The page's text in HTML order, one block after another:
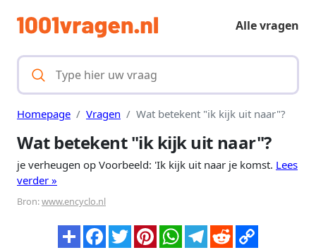
Alle vragen
Homepage Vragen Wat betekent "ik kijk uit naar"?
Wat betekent "ik kijk uit naar"?
je verheugen op Voorbeeld: 'Ik kijk uit naar je komst. Lees
verder »
Bron:www.encyclo.nl